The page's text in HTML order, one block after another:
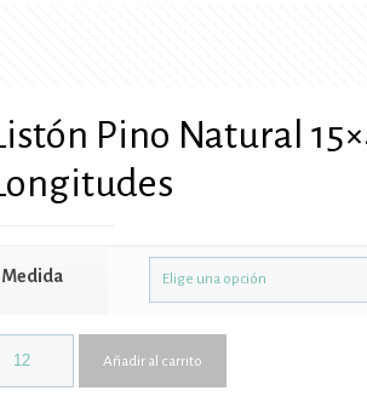
Pino Natural
Medida
Añadir al carrito